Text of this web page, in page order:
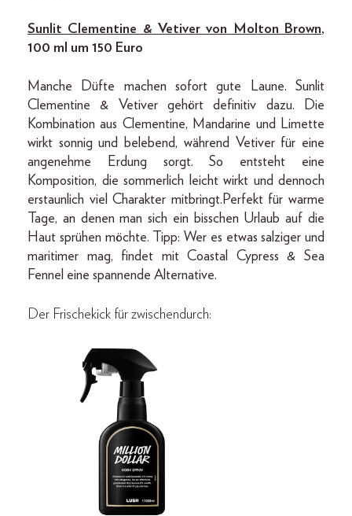
Sunlit Clementine & Vetiver von Molton Brown,
100 ml um 150 Euro
Manche Düfte machen sofort gute Laune. Sunlit
Clementine & Vetiver gehört definitiv dazu. Die
Kombination aus Clementine, Mandarine und Limette
wirkt sonnig und belebend, während Vetiver für eine
angenehme Erdung sorgt. So entsteht eine
Komposition, die sommerlich leicht wirkt und dennoch
erstaunlich viel Charakter mitbringt.Perfekt für warme
Tage, an denen man sich ein bisschen Urlaub auf die
Haut sprühen möchte. Tipp: Wer es etwas salziger und
maritimer mag, findet mit Coastal Cypress & Sea
Fennel eine spannende Alternative.
Der Frischekick für zwischendurch: